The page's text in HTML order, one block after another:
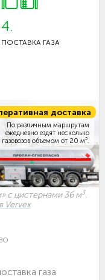
4.
ПОСТАВКА ГАЗА
доставка
По различным маршрутам
ежедневно ездят несколько
газовозов объемом от 20 м3
с цистернами 36 м3.
Vervex
газа